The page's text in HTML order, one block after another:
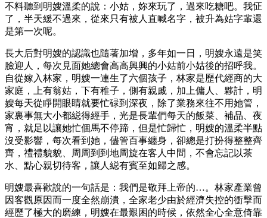
不料聽到明嫂溫柔的說：小姑，妳來玩了，過來吃糖吧。我怔
了，半天緩不過來，從來只有被人直喊名字，被升為姑字輩還
是第一次呢。
長大后對明嫂的認識也隨著加增，多年如一日，明嫂永遠是笑
臉迎人，每次見面她總會高高興興的小姑前小姑後的招呼我。
自從嫁入林家，明嫂一連生了六個孩子，林家是歷代經商的大
家庭，上有翁姑，下有稚子，側有親戚，加上傭人、夥計，明
嫂每天從睜開眼睛就要忙碌到深夜，除了業務來往不用她管，
家裏事無大小都縂得經手，光是長輩們每天的飯菜、補品、夜
宵，就足以讓她忙個馬不停蹄，但是忙歸忙，明嫂的溫柔半點
沒受影響，每次看到她，儘管百事纏身，卻總是打扮得整整齊
齊，禮禮貌貌、周周到到地周旋在客人中間，不會忘記以茶
水、點心親切待客，讓人縂有賓至如歸之感。
明嫂最喜歡說的一句話是：我們是敬拜上帝的…。林家產業曾
因客觀原因而一度全然崩潰，全家老少由於經濟失控的衝擊而
經歷了極大的磨練，明嫂在最艱困的時候，依然全心全意倚靠